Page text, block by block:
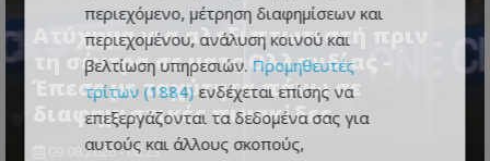
Ατύχημα για αλεξιπτωτιστή πριν
τη σέντρα σε ματς Ολλανδίας -
Έπεσε με ταχύτητα πάνω σε
διαφημιστικές πινακίδες
09.08.2026 - 08:23
περιεχόμενο, μέτρηση διαφημίσεων και
περιεχομένου, ανάλυση κοινού και
βελτίωση υπηρεσιών. Προμηθευτές
τρίτων (1884)ενδέχεται επίσης να
επεξεργάζονται τα δεδομένα σας για
αυτούς και άλλους σκοπούς,